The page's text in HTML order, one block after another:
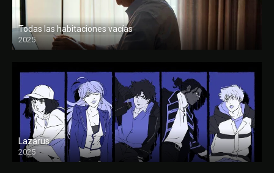
Todas las habitaciones vacías
2025
FULL HD
Lazarus
2025